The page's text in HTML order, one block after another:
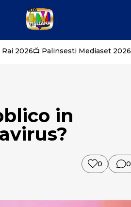
2026📺 Palinsesti Mediaset 2026
in
0 0